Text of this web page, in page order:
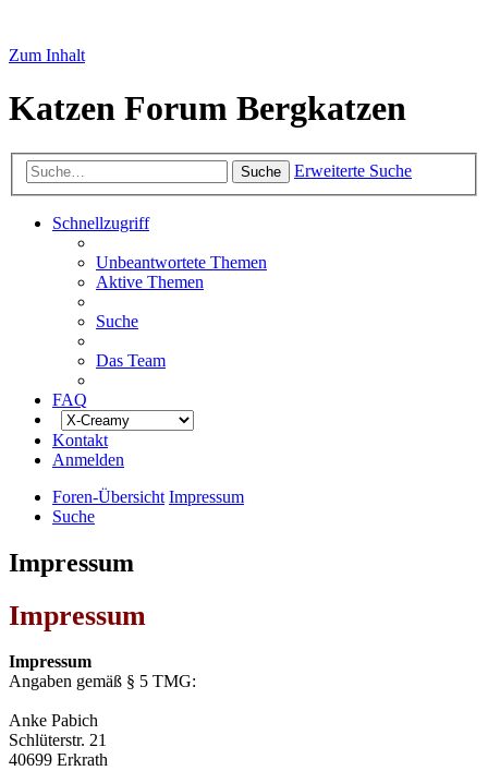
Zum Inhalt
Katzen Forum Bergkatzen
Suche Erweiterte Suche
Schnellzugriff
Unbeantwortete Themen
Aktive Themen
Suche
Das Team
FAQ
Kontakt
Anmelden
Foren-Übersicht Impressum
Suche
Impressum
Impressum
Impressum
Angaben gemäß § 5 TMG:
Anke Pabich
Schlüterstr. 21
40699 Erkrath